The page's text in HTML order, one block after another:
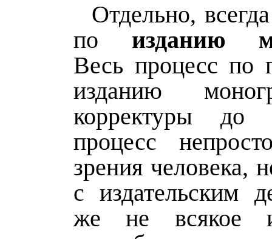
Отдельно,
по изданию
Весь процесс по
изданию
корректуры до
процесс
зрения человека,
с издательским
же не всякое